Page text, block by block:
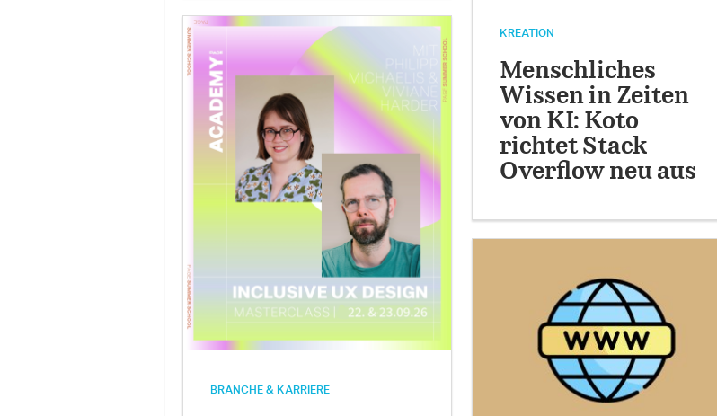
KREATION
Menschliches
Wissen in Zeiten
von KI: Koto
richtet Stack
Overflow neu aus
BRANCHE & KARRIERE